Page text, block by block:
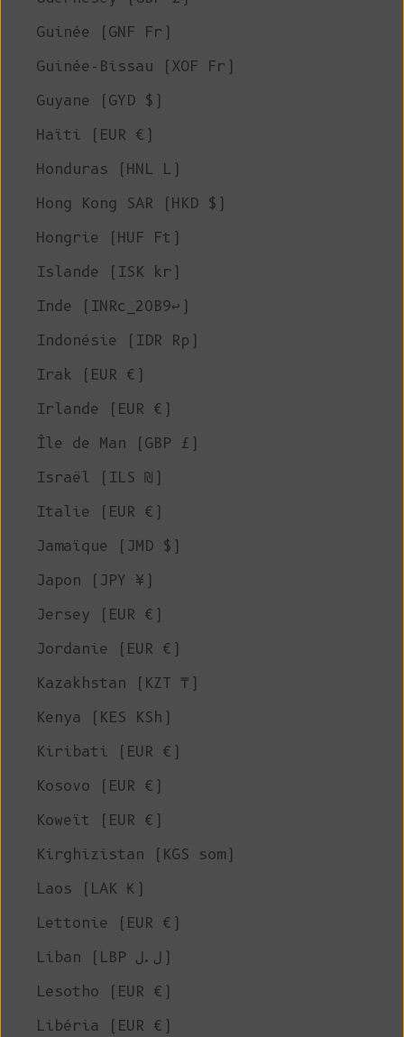
Guinée (GNF Fr)
Guinée-Bissau (XOF Fr)
Guyane (GYD $)
Haïti (EUR €)
Honduras (HNL L)
Hong Kong SAR (HKD $)
Hongrie (HUF Ft)
Islande (ISK kr)
Inde (INRc_20B9↩)
Indonésie (IDR Rp)
Irak (EUR €)
Irlande (EUR €)
Île de Man (GBP £)
Israël (ILS ₪)
Italie (EUR €)
Jamaïque (JMD $)
Japon (JPY ¥)
Jersey (EUR €)
Jordanie (EUR €)
Kazakhstan (KZT ₸)
Kenya (KES KSh)
Kiribati (EUR €)
Kosovo (EUR €)
Koweït (EUR €)
Kirghizistan (KGS som)
Laos (LAK ₭)
Lettonie (EUR €)
Liban (LBP ل.ل)
Lesotho (EUR €)
Libéria (EUR €)